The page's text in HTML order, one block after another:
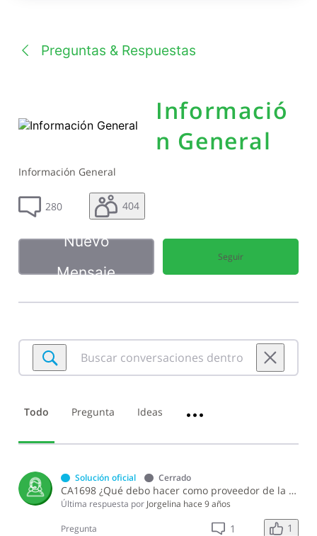
Preguntas & Respuestas
Informació
n General
Información General
280 404
Nuevo
Mensaje
Seguir
Buscar
conversaciones
de
Información
Todo Pregunta Ideas •••
Solución oficial Cerrado
CA1698 ¿Qué debo hacer como proveedor de la DGII para realizar una impugnación sobre un proceso de compras?
Última respuesta por Jorgelina hace 9 años
Pregunta 1 1